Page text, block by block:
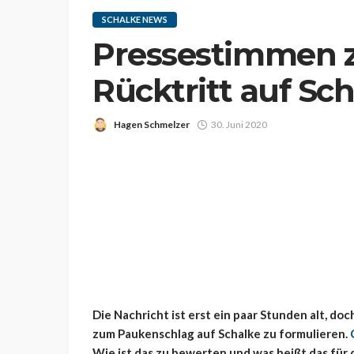
SCHALKE NEWS
Pressestimmen
Rücktritt auf
Hagen Schmelzer 30. Juni 2020
Die Nachricht ist erst ein paar Stunden alt,
zum Paukenschlag auf Schalke zu formulieren.